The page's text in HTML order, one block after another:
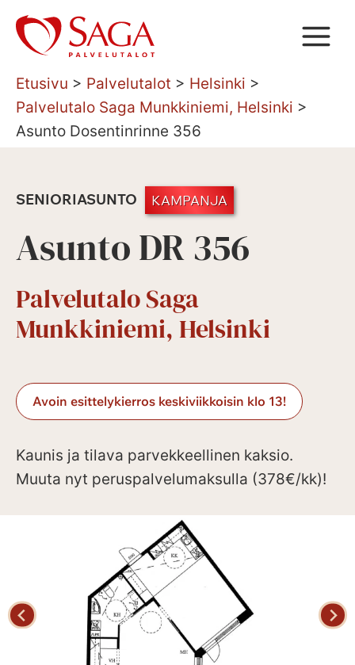
Siirry
sisältöön
Etusivu > Palvelutalot > Helsinki >
Palvelutalo Saga Munkkiniemi, Helsinki >
Asunto Dosentinrinne 356
SENIORIASUNTO KAMPANJA
Asunto DR 356
Palvelutalo Saga
Munkkiniemi, Helsinki
Avoin esittelykierros keskiviikkoisin klo 13!
Kaunis ja tilava parvekkeellinen kaksio.
Muuta nyt peruspalvelumaksulla (378€/kk)!